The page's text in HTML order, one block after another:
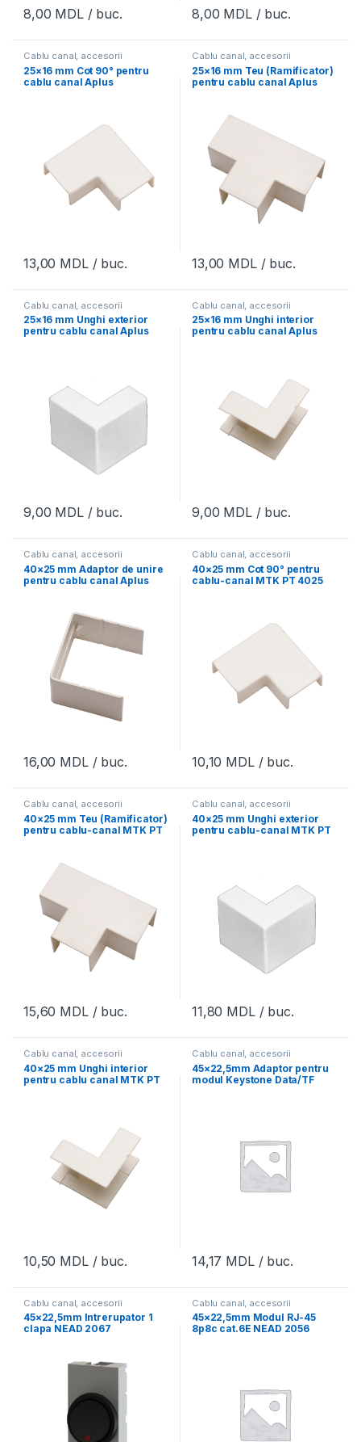
8,00 MDL/ buc. 8,00 MDL/ buc.
Cablu canal, accesorii
25×16 mm Cot 90° pentru
cablu canal Aplus
13,00 MDL/ buc.
Cablu canal, accesorii
25×16 mm Teu (Ramificator)
pentru cablu canal Aplus
13,00 MDL/ buc.
Cablu canal, accesorii
25×16 mm Unghi exterior
pentru cablu canal Aplus
9,00 MDL/ buc.
Cablu canal, accesorii
25×16 mm Unghi interior
pentru cablu canal Aplus
9,00 MDL/ buc.
Cablu canal, accesorii
40×25 mm Adaptor de unire
pentru cablu canal Aplus
16,00 MDL/ buc.
Cablu canal, accesorii
40×25 mm Cot 90° pentru
cablu-canal MTK PT 4025
10,10 MDL/ buc.
Cablu canal, accesorii
40×25 mm Teu (Ramificator)
pentru cablu-canal MTK PT
15,60 MDL/ buc.
Cablu canal, accesorii
40×25 mm Unghi exterior
pentru cablu-canal MTK PT
11,80 MDL/ buc.
Cablu canal, accesorii
40×25 mm Unghi interior
pentru cablu canal MTK PT
10,50 MDL/ buc.
Cablu canal, accesorii
45×22,5mm Adaptor pentru
modul Keystone Data/TF
14,17 MDL/ buc.
Cablu canal, accesorii
45×22,5mm Intrerupator 1
clapa NEAD 2067
Cablu canal, accesorii
45×22,5mm Modul RJ-45
8p8c cat.6E NEAD 2056